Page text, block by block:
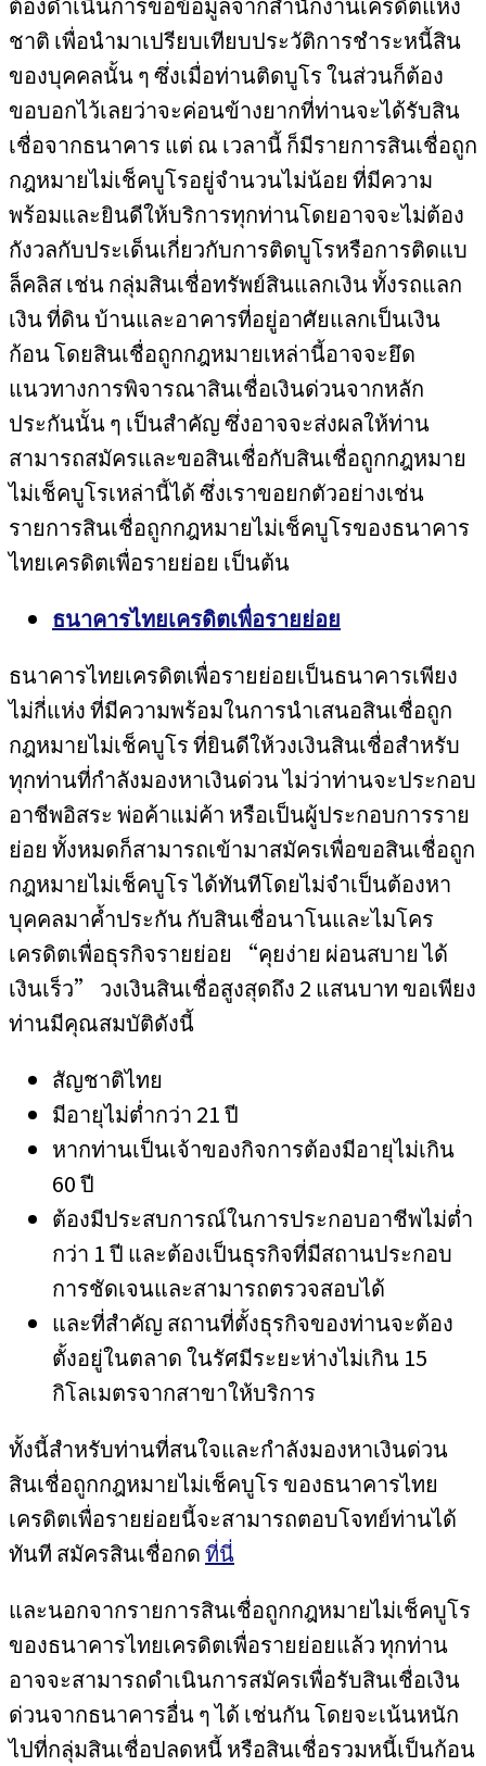
ชาติ เพื่อนำมาเปรียบเทียบประวัติการชำระหนี้สิน
ของบุคคลนั้น ๆ ซึ่งเมื่อท่านติดบูโร ในส่วนก็ต้อง
ขอบอกไว้เลยว่าจะค่อนข้างยากที่ท่านจะได้รับสิน
เชื่อจากธนาคาร แต่ ณ เวลานี้ ก็มีรายการสินเชื่อถูก
กฎหมายไม่เช็คบูโรอยู่จำนวนไม่น้อย ที่มีความ
พร้อมและยินดีให้บริการทุกท่านโดยอาจจะไม่ต้อง
กังวลกับประเด็นเกี่ยวกับการติดบูโรหรือการติดแบ
ล็คลิส เช่น กลุ่มสินเชื่อทรัพย์สินแลกเงิน ทั้งรถแลก
เงิน ที่ดิน บ้านและอาคารที่อยู่อาศัยแลกเป็นเงิน
ก้อน โดยสินเชื่อถูกกฎหมายเหล่านี้อาจจะยึด
แนวทางการพิจารณาสินเชื่อเงินด่วนจากหลัก
ประกันนั้น ๆ เป็นสำคัญ ซึ่งอาจจะส่งผลให้ท่าน
สามารถสมัครและขอสินเชื่อกับสินเชื่อถูกกฎหมาย
ไม่เช็คบูโรเหล่านี้ได้ ซึ่งเราขอยกตัวอย่างเช่น
รายการสินเชื่อถูกกฎหมายไม่เช็คบูโรของธนาคาร
ไทยเครดิตเพื่อรายย่อย เป็นต้น
ธนาคารไทยเครดิตเพื่อรายย่อย
ธนาคารไทยเครดิตเพื่อรายย่อยเป็นธนาคารเพียง
ไม่กี่แห่ง ที่มีความพร้อมในการนำเสนอสินเชื่อถูก
กฎหมายไม่เช็คบูโร ที่ยินดีให้วงเงินสินเชื่อสำหรับ
ทุกท่านที่กำลังมองหาเงินด่วน ไม่ว่าท่านจะประกอบ
อาชีพอิสระ พ่อค้าแม่ค้า หรือเป็นผู้ประกอบการราย
ย่อย ทั้งหมดก็สามารถเข้ามาสมัครเพื่อขอสินเชื่อถูก
กฎหมายไม่เช็คบูโร ได้ทันทีโดยไม่จำเป็นต้องหา
บุคคลมาค้ำประกัน กับสินเชื่อนาโนและไมโคร
เครดิตเพื่อธุรกิจรายย่อย “คุยง่าย ผ่อนสบาย ได้
เงินเร็ว” วงเงินสินเชื่อสูงสุดถึง 2 แสนบาท ขอเพียง
ท่านมีคุณสมบัติดังนี้
สัญชาติไทย
มีอายุไม่ต่ำกว่า 21 ปี
หากท่านเป็นเจ้าของกิจการต้องมีอายุไม่เกิน
60 ปี
ต้องมีประสบการณ์ในการประกอบอาชีพไม่ต่ำ
กว่า 1 ปี และต้องเป็นธุรกิจที่มีสถานประกอบ
การชัดเจนและสามารถตรวจสอบได้
และที่สำคัญ สถานที่ตั้งธุรกิจของท่านจะต้อง
ตั้งอยู่ในตลาด ในรัศมีระยะห่างไม่เกิน 15
กิโลเมตรจากสาขาให้บริการ
ทั้งนี้สำหรับท่านที่สนใจและกำลังมองหาเงินด่วน
สินเชื่อถูกกฎหมายไม่เช็คบูโร ของธนาคารไทย
เครดิตเพื่อรายย่อยนี้จะสามารถตอบโจทย์ท่านได้
ทันที สมัครสินเชื่อกดที่นี่
และนอกจากรายการสินเชื่อถูกกฎหมายไม่เช็คบูโร
ของธนาคารไทยเครดิตเพื่อรายย่อยแล้ว ทุกท่าน
อาจจะสามารถดำเนินการสมัครเพื่อรับสินเชื่อเงิน
ด่วนจากธนาคารอื่น ๆ ได้ เช่นกัน โดยจะเน้นหนัก
ไปที่กลุ่มสินเชื่อปลดหนี้ หรือสินเชื่อรวมหนี้เป็นก้อน